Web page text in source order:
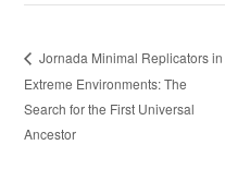
Jornada Minimal Replicators in
Extreme Environments: The
Search for the First Universal
Ancestor